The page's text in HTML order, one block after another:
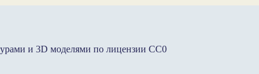
и 3D моделями по лицензии CC0